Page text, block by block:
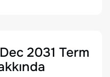
2031 Term